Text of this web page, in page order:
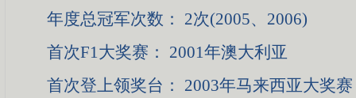
年度总冠军次数： 2次(2005、2006)
首次F1大奖赛： 2001年澳大利亚
首次登上领奖台： 2003年马来西亚大奖赛